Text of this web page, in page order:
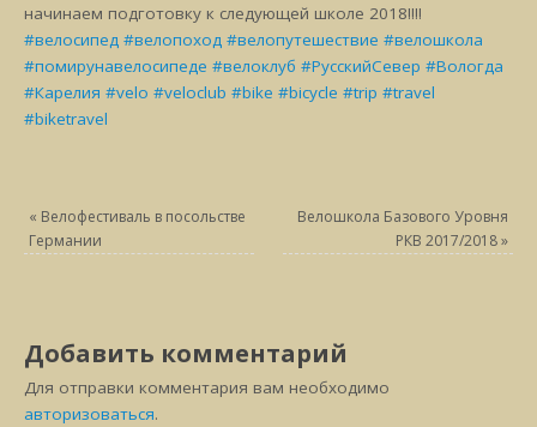
начинаем подготовку к следующей школе 2018!!!!
#велосипед #велопоход #велопутешествие #велошкола
#помирунавелосипеде #велоклуб #РусскийСевер #Вологда
#Карелия #velo #veloclub #bike #bicycle #trip #travel
#biketravel
« Велофестиваль в посольстве
Германии
Велошкола Базового Уровня
РКВ 2017/2018»
Добавить комментарий
Для отправки комментария вам необходимо
авторизоваться.